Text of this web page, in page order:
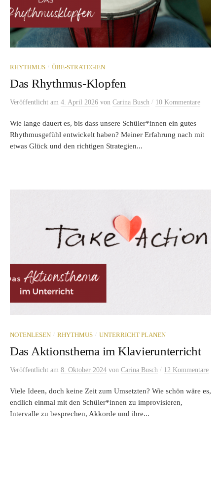
RHYTHMUS / ÜBE-STRATEGIEN
Das Rhythmus-Klopfen
Veröffentlicht am 4. April 2026 von Carina Busch / 10 Kommentare
Wie lange dauert es, bis dass unsere Schüler*innen ein gutes
Rhythmusgefühl entwickelt haben? Meiner Erfahrung nach mit
etwas Glück und den richtigen Strategien...
NOTENLESEN / RHYTHMUS / UNTERRICHT PLANEN
Das Aktionsthema im Klavierunterricht
Veröffentlicht am 8. Oktober 2024 von Carina Busch / 12 Kommentare
Viele Ideen, doch keine Zeit zum Umsetzten? Wie schön wäre es,
endlich einmal mit den Schüler*innen zu improvisieren,
Intervalle zu besprechen, Akkorde und ihre...